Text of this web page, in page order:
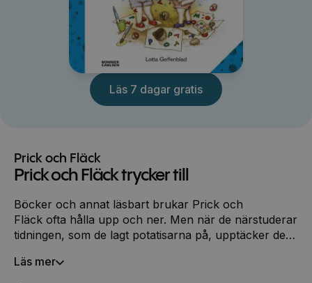
Läs 7 dagar gratis
Prick och Fläck
Prick och Fläck trycker till
Böcker och annat läsbart brukar Prick och
Fläck ofta hålla upp och ner. Men när de närstuderar
tidningen, som de lagt potatisarna på, upptäcker de
pyttesmå prickar. Alltså kan de göra en egen tidning.
Läs mer